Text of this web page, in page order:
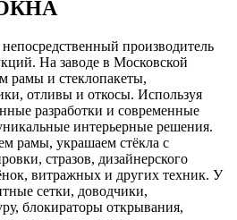
производитель
На заводе в Московской
рамы и стеклопакеты,
отливы и откосы. Используя
разработки и современные
интерьерные решения.
рамы, украшаем стёкла с
стразов, дизайнерского
витражных и других техник. У
сетки, доводчики,
блокираторы открывания,